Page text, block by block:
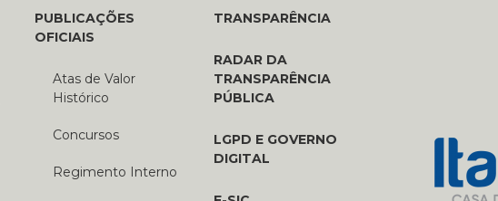
PUBLICAÇÕES
OFICIAIS
Atas de Valor
Histórico
Concursos
Regimento Interno
TRANSPARÊNCIA
RADAR DA
TRANSPARÊNCIA
PÚBLICA
LGPD E GOVERNO
DIGITAL